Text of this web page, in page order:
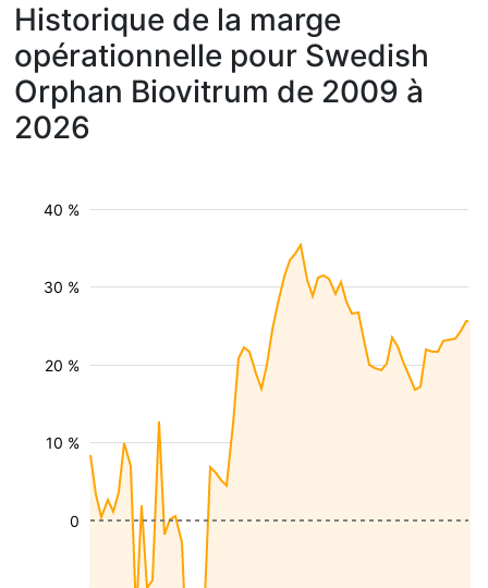
Historique de la marge
opérationnelle pour Swedish
Orphan Biovitrum de 2009 à
2026
10 %
20 %
30 %
40 %
0